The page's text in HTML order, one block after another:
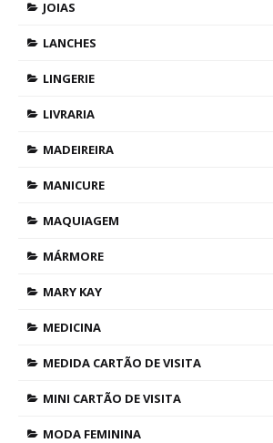
JOIAS
LANCHES
LINGERIE
LIVRARIA
MADEIREIRA
MANICURE
MAQUIAGEM
MÁRMORE
MARY KAY
MEDICINA
MEDIDA CARTÃO DE VISITA
MINI CARTÃO DE VISITA
MODA FEMININA